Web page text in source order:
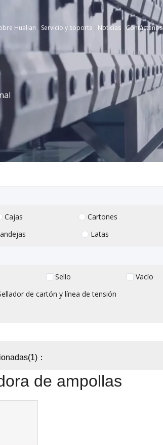
Hualian Servicio y soporte Noticias Contáctenos
Cajas Cartones
Latas
Sello Vacío
de cartón y línea de tensión
：
de ampollas